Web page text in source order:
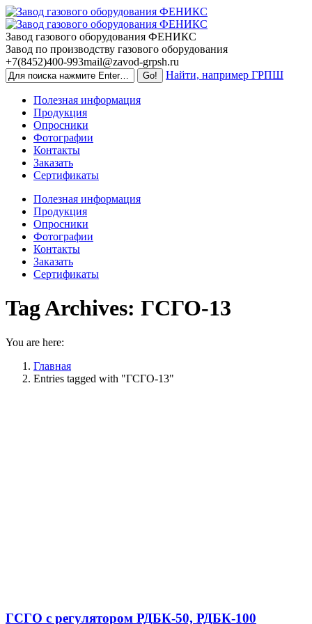
Skip
to
content
Завод газового оборудования ФЕНИКС
Завод по производству газового оборудования
+7(8452)400-993mail@zavod-grpsh.ru
Найти, например ГРПШ
Полезная информация
Продукция
Опросники
Фотографии
Контакты
Заказать
Сертификаты
Полезная информация
Продукция
Опросники
Фотографии
Контакты
Заказать
Сертификаты
Tag Archives: ГСГО-13
You are here:
Главная
Entries tagged with "ГСГО-13"
ГСГО с регулятором РДБК-50, РДБК-100